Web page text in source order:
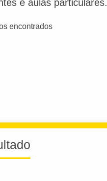
e aulas particulares.
encontrados